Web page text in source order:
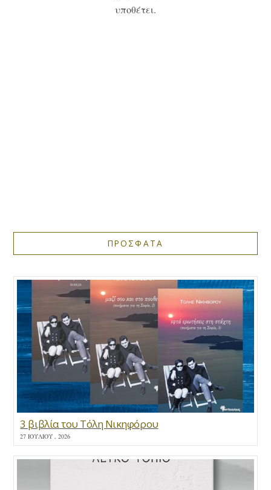
υποθέτει.
ΠΡΟΣΦΑΤΑ
3 βιβλία του Τόλη Νικηφόρου
27 ΙΟΥΛΊΟΥ , 2026